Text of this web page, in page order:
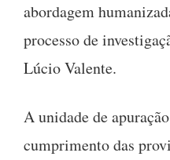
abordagem
processo de
Lúcio Valente.
A unidade de
cumprimento das